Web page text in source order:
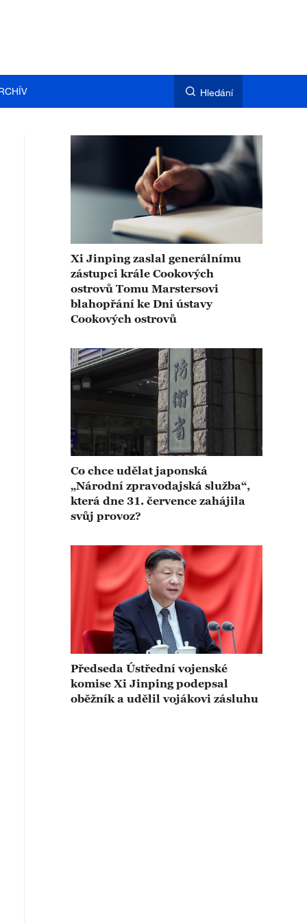
Hledání
Xi Jinping zaslal generálnímu
zástupci krále Cookových
ostrovů Tomu Marstersovi
blahopřání ke Dni ústavy
Cookových ostrovů
Co chce udělat japonská
„Národní zpravodajská služba“,
která dne 31. července zahájila
svůj provoz?
Předseda Ústřední vojenské
komise Xi Jinping podepsal
oběžník a udělil vojákovi zásluhu